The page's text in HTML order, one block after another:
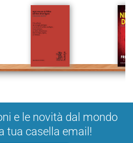
e le novità dal mondo
tua casella email!